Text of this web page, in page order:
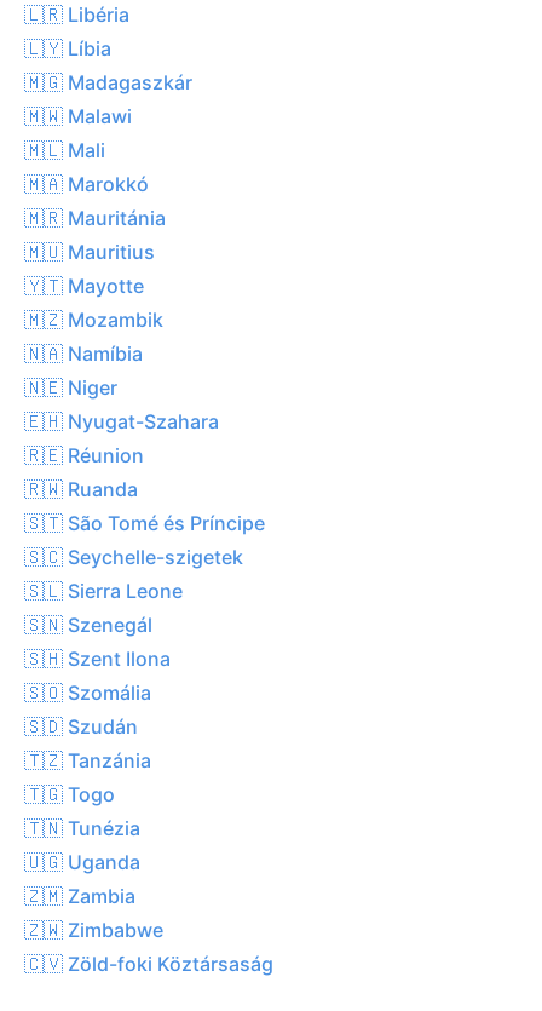
🇱🇷 Libéria
🇱🇾 Líbia
🇲🇬 Madagaszkár
🇲🇼 Malawi
🇲🇱 Mali
🇲🇦 Marokkó
🇲🇷 Mauritánia
🇲🇺 Mauritius
🇾🇹 Mayotte
🇲🇿 Mozambik
🇳🇦 Namíbia
🇳🇪 Niger
🇪🇭 Nyugat-Szahara
🇷🇪 Réunion
🇷🇼 Ruanda
🇸🇹 São Tomé és Príncipe
🇸🇨 Seychelle-szigetek
🇸🇱 Sierra Leone
🇸🇳 Szenegál
🇸🇭 Szent Ilona
🇸🇴 Szomália
🇸🇩 Szudán
🇹🇿 Tanzánia
🇹🇬 Togo
🇹🇳 Tunézia
🇺🇬 Uganda
🇿🇲 Zambia
🇿🇼 Zimbabwe
🇨🇻 Zöld-foki Köztársaság